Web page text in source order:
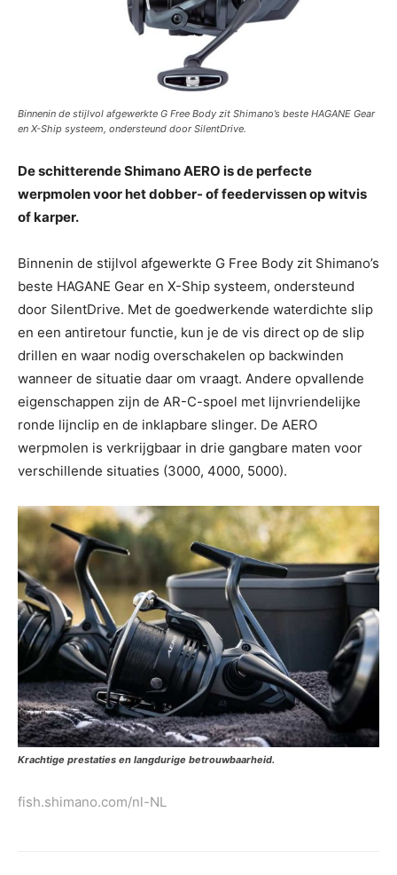
Binnenin de stijlvol afgewerkte G Free Body zit Shimano’s beste HAGANE Gear
en X-Ship systeem, ondersteund door SilentDrive.
De schitterende Shimano AERO is de perfecte
werpmolen voor het dobber- of feedervissen op witvis
of karper.
Binnenin de stijlvol afgewerkte G Free Body zit Shimano’s
beste HAGANE Gear en X-Ship systeem, ondersteund
door SilentDrive. Met de goedwerkende waterdichte slip
en een antiretour functie, kun je de vis direct op de slip
drillen en waar nodig overschakelen op backwinden
wanneer de situatie daar om vraagt. Andere opvallende
eigenschappen zijn de AR-C-spoel met lijnvriendelijke
ronde lijnclip en de inklapbare slinger. De AERO
werpmolen is verkrijgbaar in drie gangbare maten voor
verschillende situaties (3000, 4000, 5000).
Krachtige prestaties en langdurige betrouwbaarheid.
fish.shimano.com/nl-NL